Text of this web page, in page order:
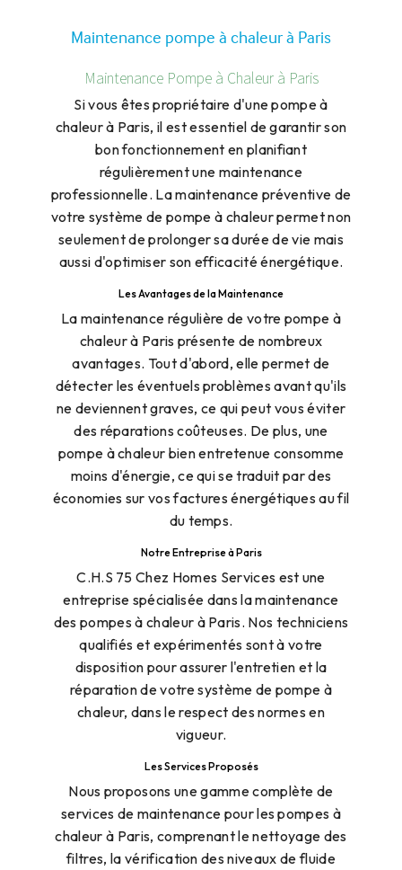
Maintenance pompe à chaleur à Paris
Maintenance Pompe à Chaleur à Paris
Si vous êtes propriétaire d'une pompe à
chaleur à Paris, il est essentiel de garantir son
bon fonctionnement en planifiant
régulièrement une maintenance
professionnelle. La maintenance préventive de
votre système de pompe à chaleur permet non
seulement de prolonger sa durée de vie mais
aussi d'optimiser son efficacité énergétique.
Les Avantages de la Maintenance
La maintenance régulière de votre pompe à
chaleur à Paris présente de nombreux
avantages. Tout d'abord, elle permet de
détecter les éventuels problèmes avant qu'ils
ne deviennent graves, ce qui peut vous éviter
des réparations coûteuses. De plus, une
pompe à chaleur bien entretenue consomme
moins d'énergie, ce qui se traduit par des
économies sur vos factures énergétiques au fil
du temps.
Notre Entreprise à Paris
C.H.S 75 Chez Homes Services est une
entreprise spécialisée dans la maintenance
des pompes à chaleur à Paris. Nos techniciens
qualifiés et expérimentés sont à votre
disposition pour assurer l'entretien et la
réparation de votre système de pompe à
chaleur, dans le respect des normes en
vigueur.
Les Services Proposés
Nous proposons une gamme complète de
services de maintenance pour les pompes à
chaleur à Paris, comprenant le nettoyage des
filtres, la vérification des niveaux de fluide